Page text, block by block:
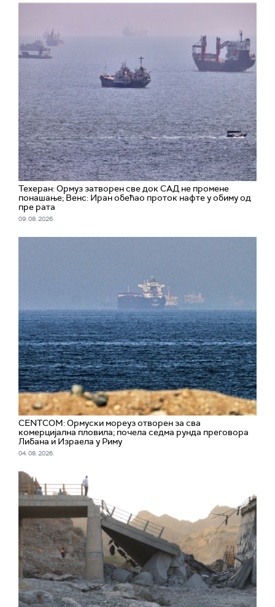
Техеран: Ормуз затворен све док САД не промене
понашање; Венс: Иран обећао проток нафте у обиму од
пре рата
09. 08. 2026.
CENTCOM: Ормуски мореуз отворен за сва
комерцијална пловила; почела седма рунда преговора
Либана и Израела у Риму
04. 08. 2026.